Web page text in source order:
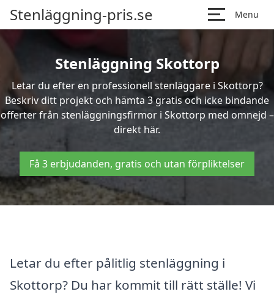
Stenläggning-pris.se Menu
Stenläggning Skottorp
Letar du efter en professionell stenläggare i Skottorp?
Beskriv ditt projekt och hämta 3 gratis och icke bindande
offerter från stenläggningsfirmor i Skottorp med omnejd –
direkt här.
Få 3 erbjudanden, gratis och utan förpliktelser
Letar du efter pålitlig stenläggning i
Skottorp? Du har kommit till rätt ställe! Vi